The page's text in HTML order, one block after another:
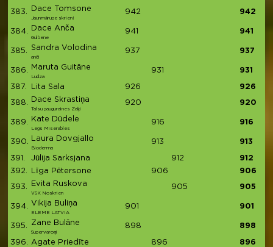
383. Dace Tomsone
Jaunmārupe skrien!
942 942
384. Dace Anča
Gulbene
941 941
385. Sandra Volodina
anči
937 937
386. Maruta Guitāne
Ludza
931 931
387. Lita Sala 926 926
388. Dace Skrastiņa
Talsu pauguraines Zaķi
920 920
389. Kate Dūdele
Legs Miserables
916 916
390. Laura Dovgjallo
Bioderma
913 913
391. Jūlija Sarksjana 912
912
392.
Līga Pētersone 906 906
393. Evita Ruskova
VSK Noskrien
905 905
394. Vikija Buliņa
ELEME LATVIA
901 901
395. Zane Bulāne
Supervaroņi
898 898
396. Agate Priedīte 896 896